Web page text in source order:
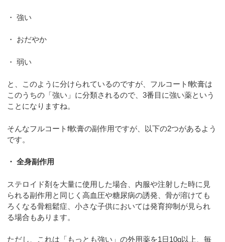
・ 強い
・ おだやか
・ 弱い
と、このように分けられているのですが、フルコートf軟膏は
このうちの「強い」に分類されるので、3番目に強い薬という
ことになりますね。
そんなフルコートf軟膏の副作用ですが、以下の2つがあるよう
です。
・ 全身副作用
ステロイド剤を大量に使用した場合、内服や注射した時に見
られる副作用と同じく高血圧や糖尿病の誘発、骨が溶けても
ろくなる骨粗鬆症、小さな子供においては発育抑制が見られ
る場合もあります。
ただし、これは「もっとも強い」の外用薬を1日10g以上、毎